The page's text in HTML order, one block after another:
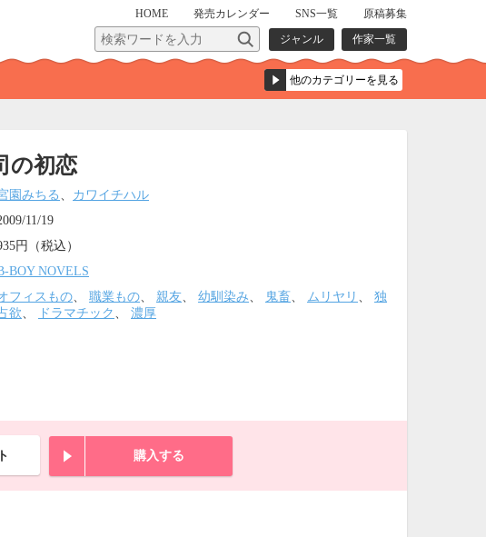
HOME 発売カレンダー SNS一覧
原稿募集
ジャンル
作家一覧
の初恋
園みちる、 カワイチハル
11/19
円（税込）
BOY NOVELS
フィスもの、 職業もの、 親友、 幼馴染み、 鬼畜、 ムリヤリ 、 独
欲、 ドラマチック 、 濃厚
購入する